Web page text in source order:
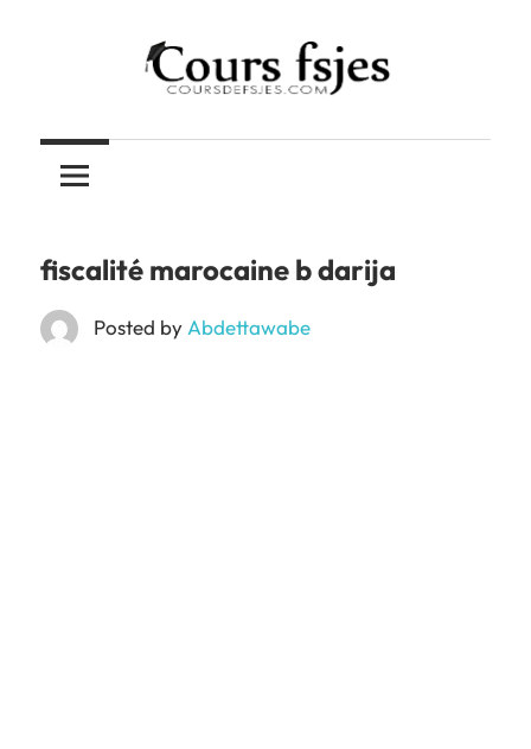
COURS
FSJES
vos
cours
ENCG
fiscalité marocaine b darija
Posted by Abdettawabe